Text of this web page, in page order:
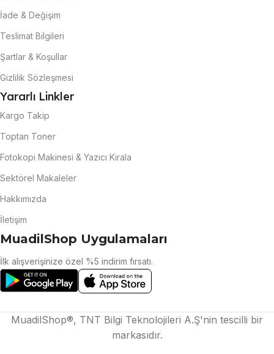
İade & Değişim
Teslimat Bilgileri
Şartlar & Koşullar
Gizlilik Sözleşmesi
Yararlı Linkler
Kargo Takip
Toptan Toner
Fotokopi Makinesi & Yazıcı Kirala
Sektörel Makaleler
Hakkımızda
İletişim
MuadilShop Uygulamaları
İlk alışverişinize özel %5 indirim fırsatı.
MuadilShop®, TNT Bilgi Teknolojileri A.Ş'nin tescilli bir
markasıdır.